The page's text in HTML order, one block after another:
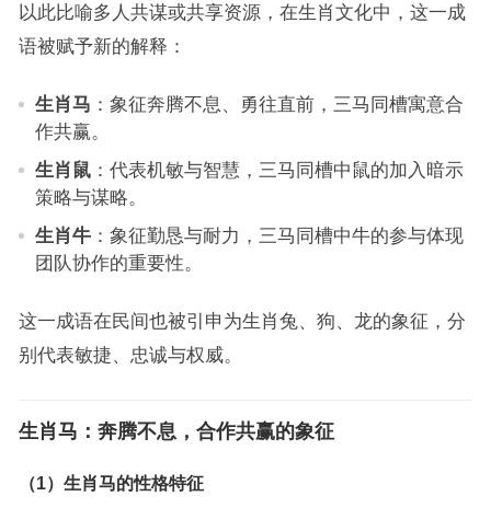
以此比喻多人共谋或共享资源，在生肖文化中，这一成
语被赋予新的解释：
生肖马 ：象征奔腾不息、勇往直前，三马同槽寓意合
作共赢。
生肖鼠：代表机敏与智慧，三马同槽中鼠的加入暗示
策略与谋略。
生肖牛：象征勤恳与耐力，三马同槽中牛的参与体现
团队协作的重要性。
这一成语在民间也被引申为生肖兔、狗、龙的象征，分
别代表敏捷、忠诚与权威。
生肖马：奔腾不息，合作共赢的象征
（1）生肖马的性格特征